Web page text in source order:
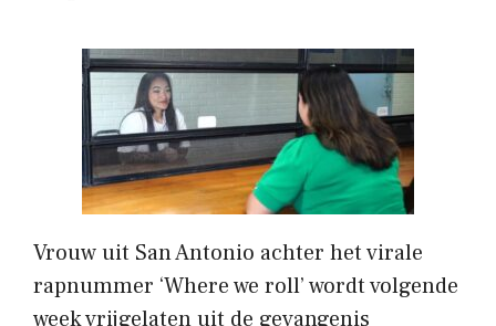
Vrouw uit San Antonio achter het virale
rapnummer ‘Where we roll’ wordt volgende
week vrijgelaten uit de gevangenis